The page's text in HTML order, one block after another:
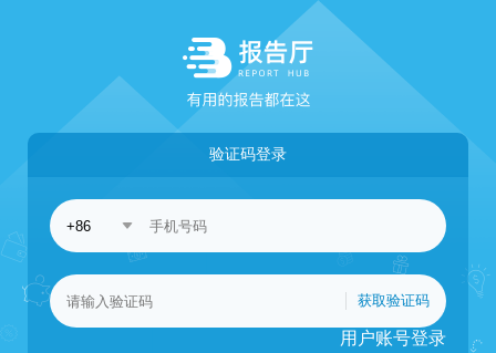
验证码登录
获取验证码
用户账号登录